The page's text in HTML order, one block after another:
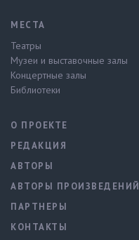
МЕСТА
Театры
Музеи и выставочные залы
Концертные залы
Библиотеки
О ПРОЕКТЕ
РЕДАКЦИЯ
АВТОРЫ
АВТОРЫ ПРОИЗВЕДЕНИЙ
ПАРТНЕРЫ
КОНТАКТЫ